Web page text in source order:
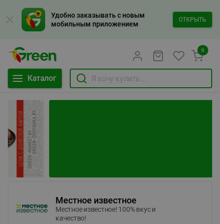
Удобно заказывать с новым
мобильным приложением
ОТКРЫТЬ
Каталог
0
Местное известное
Местное известное! 100% вкус и
качество!